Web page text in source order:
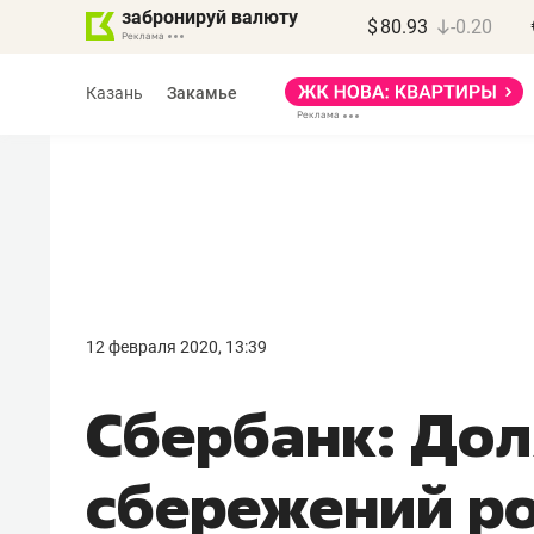
забронируй валюту $ 80.93 -0.20
Казань Закамье
12 февраля 2020, 13:39
Сбербанк:
сбережений
девелопера – найти
правильный продукт»
Девелопер из топ-10*
Башкортостана входит в Татарстан